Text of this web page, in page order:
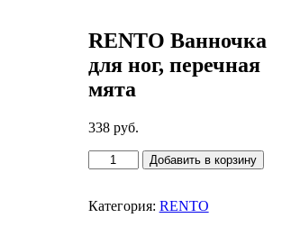
RENTO Ванночка
для ног, перечная
мята
338руб.
Количество
товара
Ванночка
Добавить в корзину
Категория: RENTO